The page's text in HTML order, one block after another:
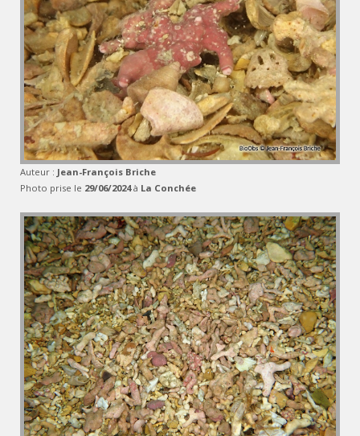
Auteur : Jean-François Briche
Photo prise le 29/06/2024à La Conchée